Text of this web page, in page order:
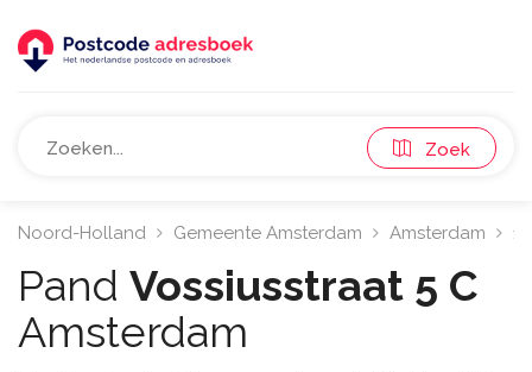
Zoek
Noord-Holland Gemeente Amsterdam Amsterdam
Pand Vossiusstraat 5 C
Amsterdam